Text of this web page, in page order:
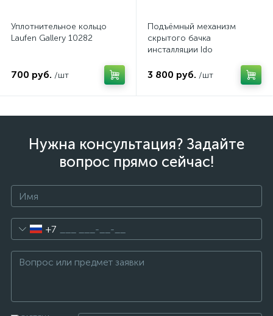
Уплотнительное кольцо
Laufen Gallery 10282
700 руб. /шт
Подъёмный механизм
скрытого бачка
инсталляции Ido
3 800 руб. /шт
Нужна консультация? Задайте
вопрос прямо сейчас!
+7